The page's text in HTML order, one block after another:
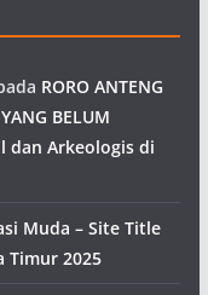
RORO ANTENG
BELUM
dan Arkeologis di
Muda – Site Title
Timur 2025